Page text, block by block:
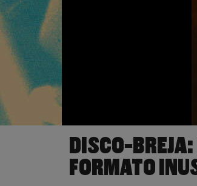
DISCO-
FORMATO